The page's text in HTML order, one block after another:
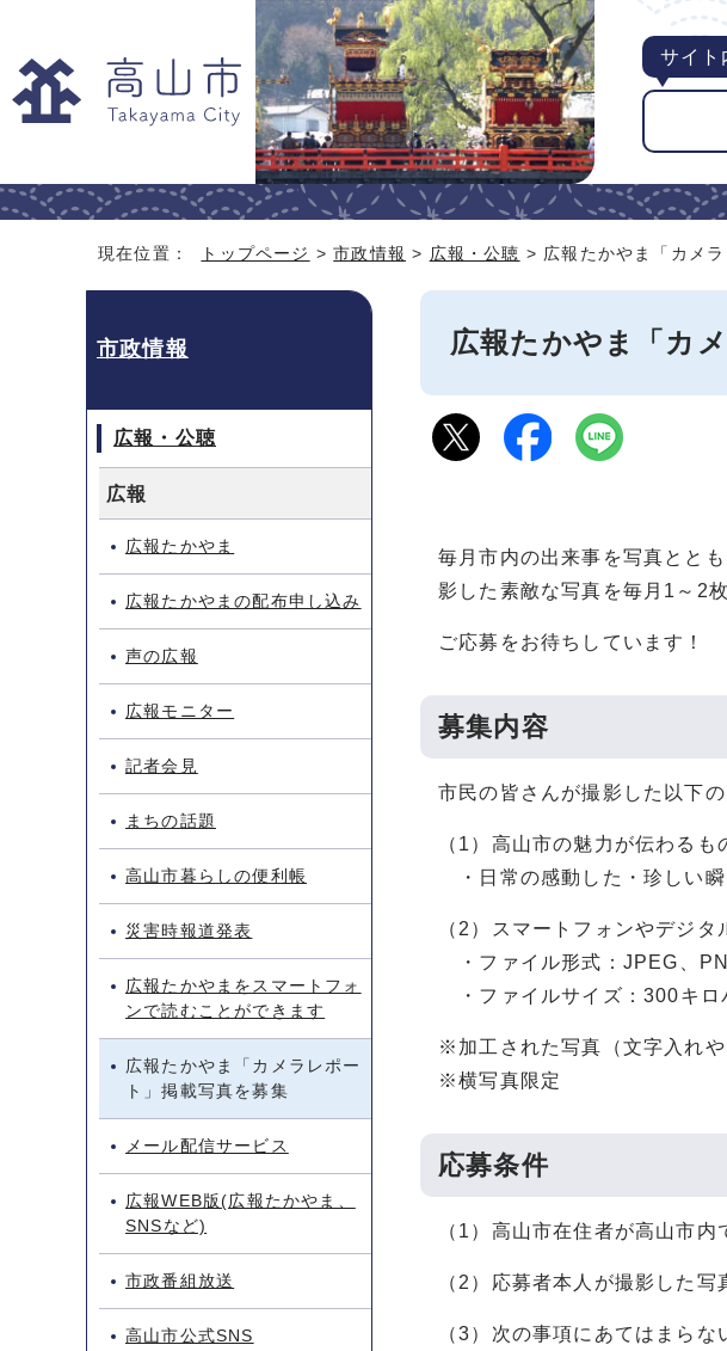
サイト
現在位置： トップページ >市政情報 > 広報・公聴 > 広報たかやま「カメ
広報たかやま「カ
毎月市内の出来事を写真とと
影した素敵な写真を毎月1～2
ご応募をお待ちしています！
募集内容
市民の皆さんが撮影した以下
（1）高山市の魅力が伝わるも
・日常の感動した・珍しい
（2）スマートフォンやデジ
・ファイル形式：JPEG、
・ファイルサイズ：300キロ
※加工された写真（文字入れ
※横写真限定
応募条件
（1）高山市在住者が高山市内
（2）応募者本人が撮影した写
（3）次の事項にあてはまらな
市政情報
広報・公聴
広報
広報たかやま
広報たかやまの配布申し込み
声の広報
広報モニター
記者会見
まちの話題
高山市暮らしの便利帳
災害時報道発表
広報たかやまをスマートフォ
ンで読むことができます
広報たかやま「カメラレポー
ト」掲載写真を募集
メール配信サービス
広報WEB版(広報たかやま、
SNSなど)
市政番組放送
高山市公式SNS